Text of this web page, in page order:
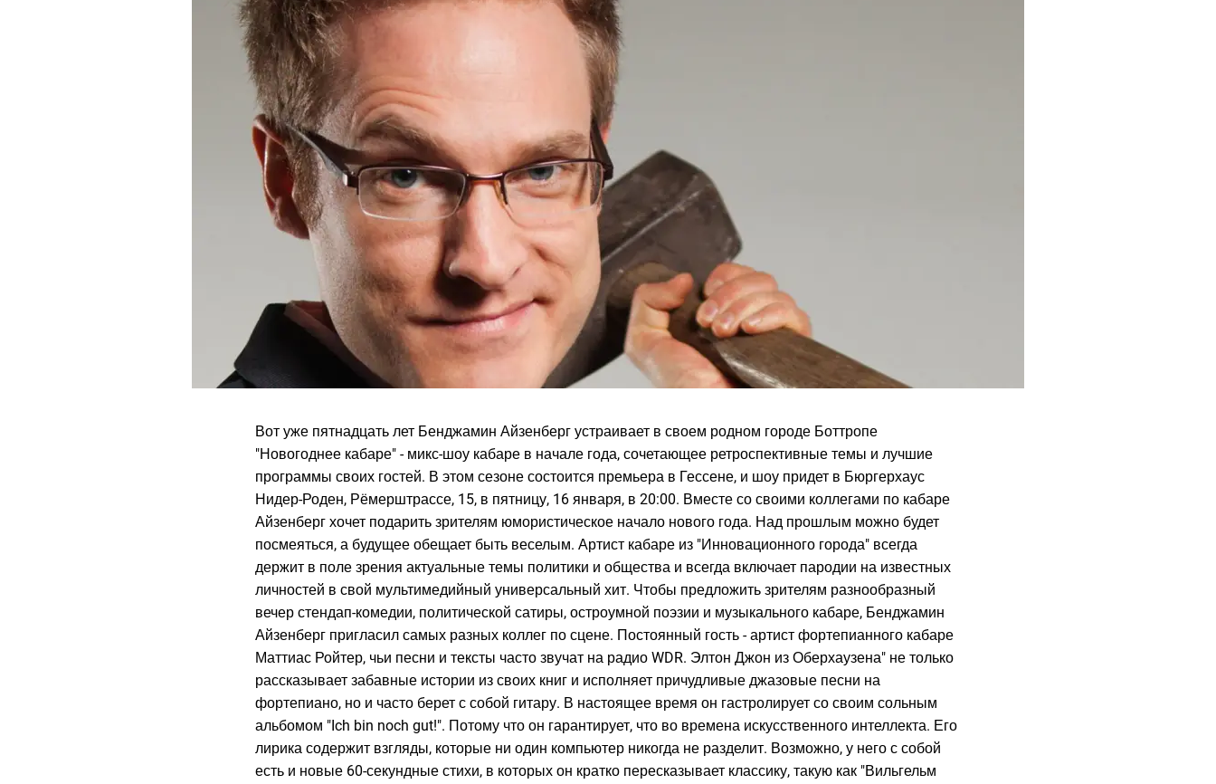
Вот уже пятнадцать лет Бенджамин Айзенберг устраивает в своем родном городе Боттропе
"Новогоднее кабаре" - микс-шоу кабаре в начале года, сочетающее ретроспективные темы и лучшие
программы своих гостей. В этом сезоне состоится премьера в Гессене, и шоу придет в Бюргерхаус
Нидер-Роден, Рёмерштрассе, 15, в пятницу, 16 января, в 20:00. Вместе со своими коллегами по кабаре
Айзенберг хочет подарить зрителям юмористическое начало нового года. Над прошлым можно будет
посмеяться, а будущее обещает быть веселым. Артист кабаре из "Инновационного города" всегда
держит в поле зрения актуальные темы политики и общества и всегда включает пародии на известных
личностей в свой мультимедийный универсальный хит. Чтобы предложить зрителям разнообразный
вечер стендап-комедии, политической сатиры, остроумной поэзии и музыкального кабаре, Бенджамин
Айзенберг пригласил самых разных коллег по сцене. Постоянный гость - артист фортепианного кабаре
Маттиас Ройтер, чьи песни и тексты часто звучат на радио WDR. Элтон Джон из Оберхаузена" не только
рассказывает забавные истории из своих книг и исполняет причудливые джазовые песни на
фортепиано, но и часто берет с собой гитару. В настоящее время он гастролирует со своим сольным
альбомом "Ich bin noch gut!". Потому что он гарантирует, что во времена искусственного интеллекта. Его
лирика содержит взгляды, которые ни один компьютер никогда не разделит. Возможно, у него с собой
есть и новые 60-секундные стихи, в которых он кратко пересказывает классику, такую как "Вильгельм